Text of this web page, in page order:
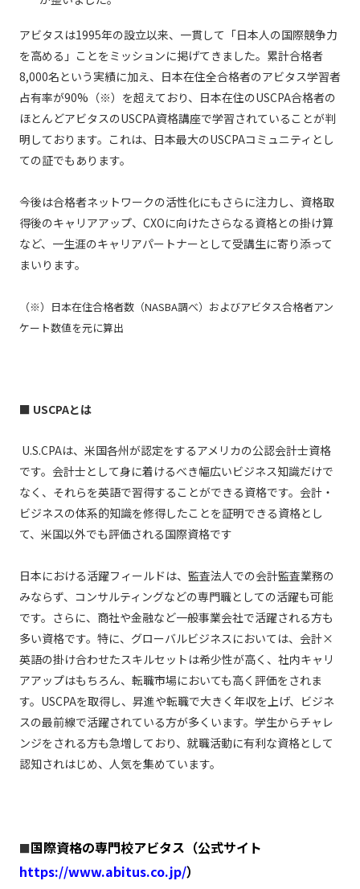
アビタスは1995年の設立以来、一貫して「日本人の国際競争力
を高める」ことをミッションに掲げてきました。累計合格者
8,000名という実績に加え、日本在住全合格者のアビタス学習者
占有率が90%（※）を超えており、日本在住のUSCPA合格者の
ほとんどアビタスのUSCPA資格講座で学習されていることが判
明しております。これは、日本最大のUSCPAコミュニティとし
ての証でもあります。
今後は合格者ネットワークの活性化にもさらに注力し、資格取
得後のキャリアアップ、CXOに向けたさらなる資格との掛け算
など、一生涯のキャリアパートナーとして受講生に寄り添って
まいります。
（※）日本在住合格者数（NASBA調べ）およびアビタス合格者アン
ケート数値を元に算出
■ USCPAとは
U.S.CPAは、米国各州が認定をするアメリカの公認会計士資格
です。会計士として身に着けるべき幅広いビジネス知識だけで
なく、それらを英語で習得することができる資格です。会計・
ビジネスの体系的知識を修得したことを証明できる資格とし
て、米国以外でも評価される国際資格です
日本における活躍フィールドは、監査法人での会計監査業務の
みならず、コンサルティングなどの専門職としての活躍も可能
です。さらに、商社や金融など一般事業会社で活躍される方も
多い資格です。特に、グローバルビジネスにおいては、会計×
英語の掛け合わせたスキルセットは希少性が高く、社内キャリ
アアップはもちろん、転職市場においても高く評価をされま
す。USCPAを取得し、昇進や転職で大きく年収を上げ、ビジネ
スの最前線で活躍されている方が多くいます。学生からチャレ
ンジをされる方も急増しており、就職活動に有利な資格として
認知されはじめ、人気を集めています。
■国際資格の専門校アビタス（公式サイト
https://www.abitus.co.jp/）